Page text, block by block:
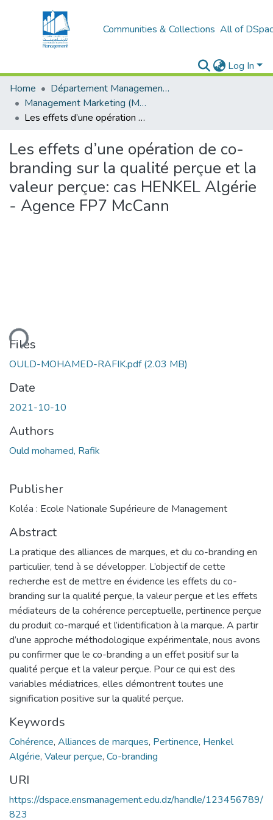
Communities & Collections All of
Log In
Home
Département Management et Entrepreneuriat
Management Marketing (MM)
Les effets d’une opération de co-branding sur la qualité perçue et la valeur perçue: cas HENKEL Algérie - Agence FP7 McCann
Les effets d’une opération de co-
branding sur la qualité perçue et la
valeur perçue: cas HENKEL Algérie
- Agence FP7 McCann
Files
OULD-MOHAMED-RAFIK.pdf(2.03 MB)
Date
2021-10-10
Authors
Ould mohamed, Rafik
Publisher
Koléa : Ecole Nationale Supérieure de Management
Abstract
La pratique des alliances de marques, et du co-branding en
particulier, tend à se développer. L’objectif de cette
recherche est de mettre en évidence les effets du co-
branding sur la qualité perçue, la valeur perçue et les effets
médiateurs de la cohérence perceptuelle, pertinence perçue
du produit co-marqué et l’identification à la marque. A partir
d’une approche méthodologique expérimentale, nous avons
pu confirmer que le co-branding a un effet positif sur la
qualité perçue et la valeur perçue. Pour ce qui est des
variables médiatrices, elles démontrent toutes une
signification positive sur la qualité perçue.
Keywords
Cohérence, Alliances de marques, Pertinence, Henkel
Algérie, Valeur perçue, Co-branding
URI
https://dspace.ensmanagement.edu.dz/handle/123456789/
823